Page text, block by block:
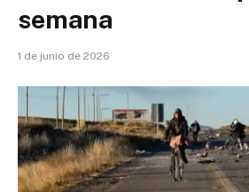
semana
1 de junio de 2026